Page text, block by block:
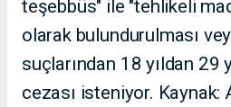
teşebbüs" ile "tehlikeli
olarak bulundurulması
suçlarından 18 yıldan 29
cezası isteniyor. Kaynak: